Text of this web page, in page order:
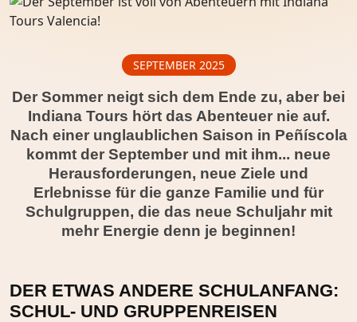
SEPTEMBER 2025
Der Sommer neigt sich dem Ende zu, aber bei
Indiana Tours hört das Abenteuer nie auf.
Nach einer unglaublichen Saison in Peñíscola
kommt der September und mit ihm... neue
Herausforderungen, neue Ziele und
Erlebnisse für die ganze Familie und für
Schulgruppen, die das neue Schuljahr mit
mehr Energie denn je beginnen!
DER ETWAS ANDERE SCHULANFANG:
SCHUL- UND GRUPPENREISEN